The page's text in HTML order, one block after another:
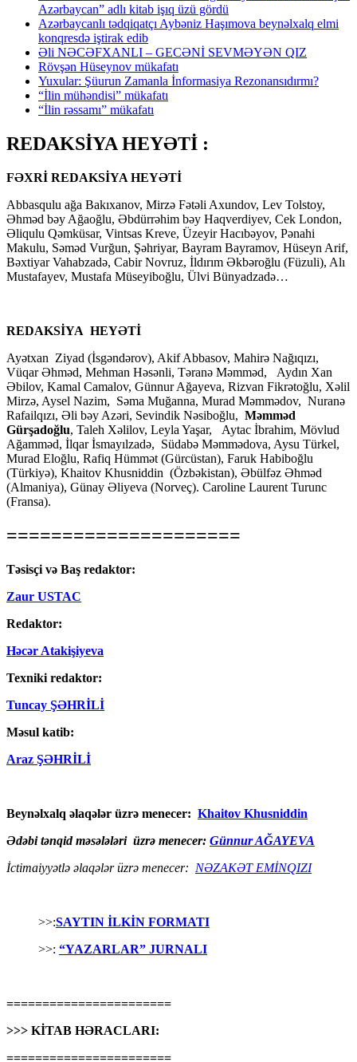
Azərbaycan” adlı kitab işıq üzü gördü
Azərbaycanlı tədqiqatçı Aybəniz Haşımova beynəlxalq elmi
konqresdə iştirak edib
Əli NƏCƏFXANLI – GECƏNİ SEVMƏYƏN QIZ
Rövşən Hüseynov mükafatı
Yuxular: Şüurun Zamanla İnformasiya Rezonansıdırmı?
“İlin mühəndisi” mükafatı
“İlin rəssamı” mükafatı
REDAKSİYA HEYƏTİ :
FƏXRİ REDAKSİYA HEYƏTİ
Abbasqulu ağa Bakıxanov, Mirzə Fətəli Axundov, Lev Tolstoy,
Əhməd bəy Ağaoğlu, Əbdürrəhim bəy Haqverdiyev, Cek London,
Əliqulu Qəmküsar, Vintsas Kreve, Üzeyir Hacıbəyov, Pənahi
Makulu, Səməd Vurğun, Şəhriyar, Bayram Bayramov, Hüseyn Arif,
Bəxtiyar Vahabzadə, Cabir Novruz, İldırım Əkbəroğlu (Füzuli), Alı
Mustafayev, Mustafa Müseyiboğlu, Ülvi Bünyadzadə…
REDAKSİYA HEYƏTİ
Ayətxan Ziyad (İsgəndərov), Akif Abbasov, Mahirə Nağıqızı,
Vüqar Əhməd, Mehman Həsənli, Təranə Məmməd, Aydın Xan
Əbilov, Kamal Camalov, Günnur Ağayeva, Rizvan Fikrətoğlu, Xəlil
Mirzə, Aysel Nazim, Səma Muğanna, Murad Məmmədov, Nuranə
Rafailqızı, Əli bəy Azəri, Sevindik Nəsiboğlu, Məmməd
Gürşadoğlu, Taleh Xəlilov, Leyla Yaşar, Aytac İbrahim, Mövlud
Ağamməd, İlqar İsmayılzadə, Südabə Məmmədova, Aysu Türkel,
Murad Eloğlu, Rafiq Hümmət (Gürcüstan), Faruk Habiboğlu
(Türkiyə), Khaitov Khusniddin (Özbəkistan), Əbülfəz Əhməd
(Almaniya), Günay Əliyeva (Norveç). Caroline Laurent Turunc
(Fransa).
=====================
Təsisçi və Baş redaktor:
Zaur USTAC
Redaktor:
Həcər Atakişiyeva
Texniki redaktor:
Tuncay ŞƏHRİLİ
Məsul katib:
Araz ŞƏHRİLİ
Beynəlxalq əlaqələr üzrə menecer: Khaitov Khusniddin
Ədəbi tənqid məsələləri üzrə menecer: Günnur AĞAYEVA
İctimaiyyətlə əlaqələr üzrə menecer: NƏZAKƏT EMİNQIZI
>>:SAYTIN İLKİN FORMATI
>>: “YAZARLAR” JURNALI
=======================
>>> KİTAB HƏRACLARI:
=======================